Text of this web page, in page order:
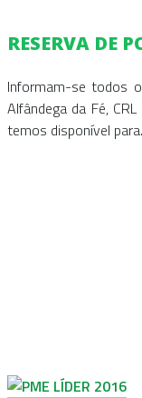
RESERVA DE
Informam-se todos
Alfândega da Fé,
temos disponível